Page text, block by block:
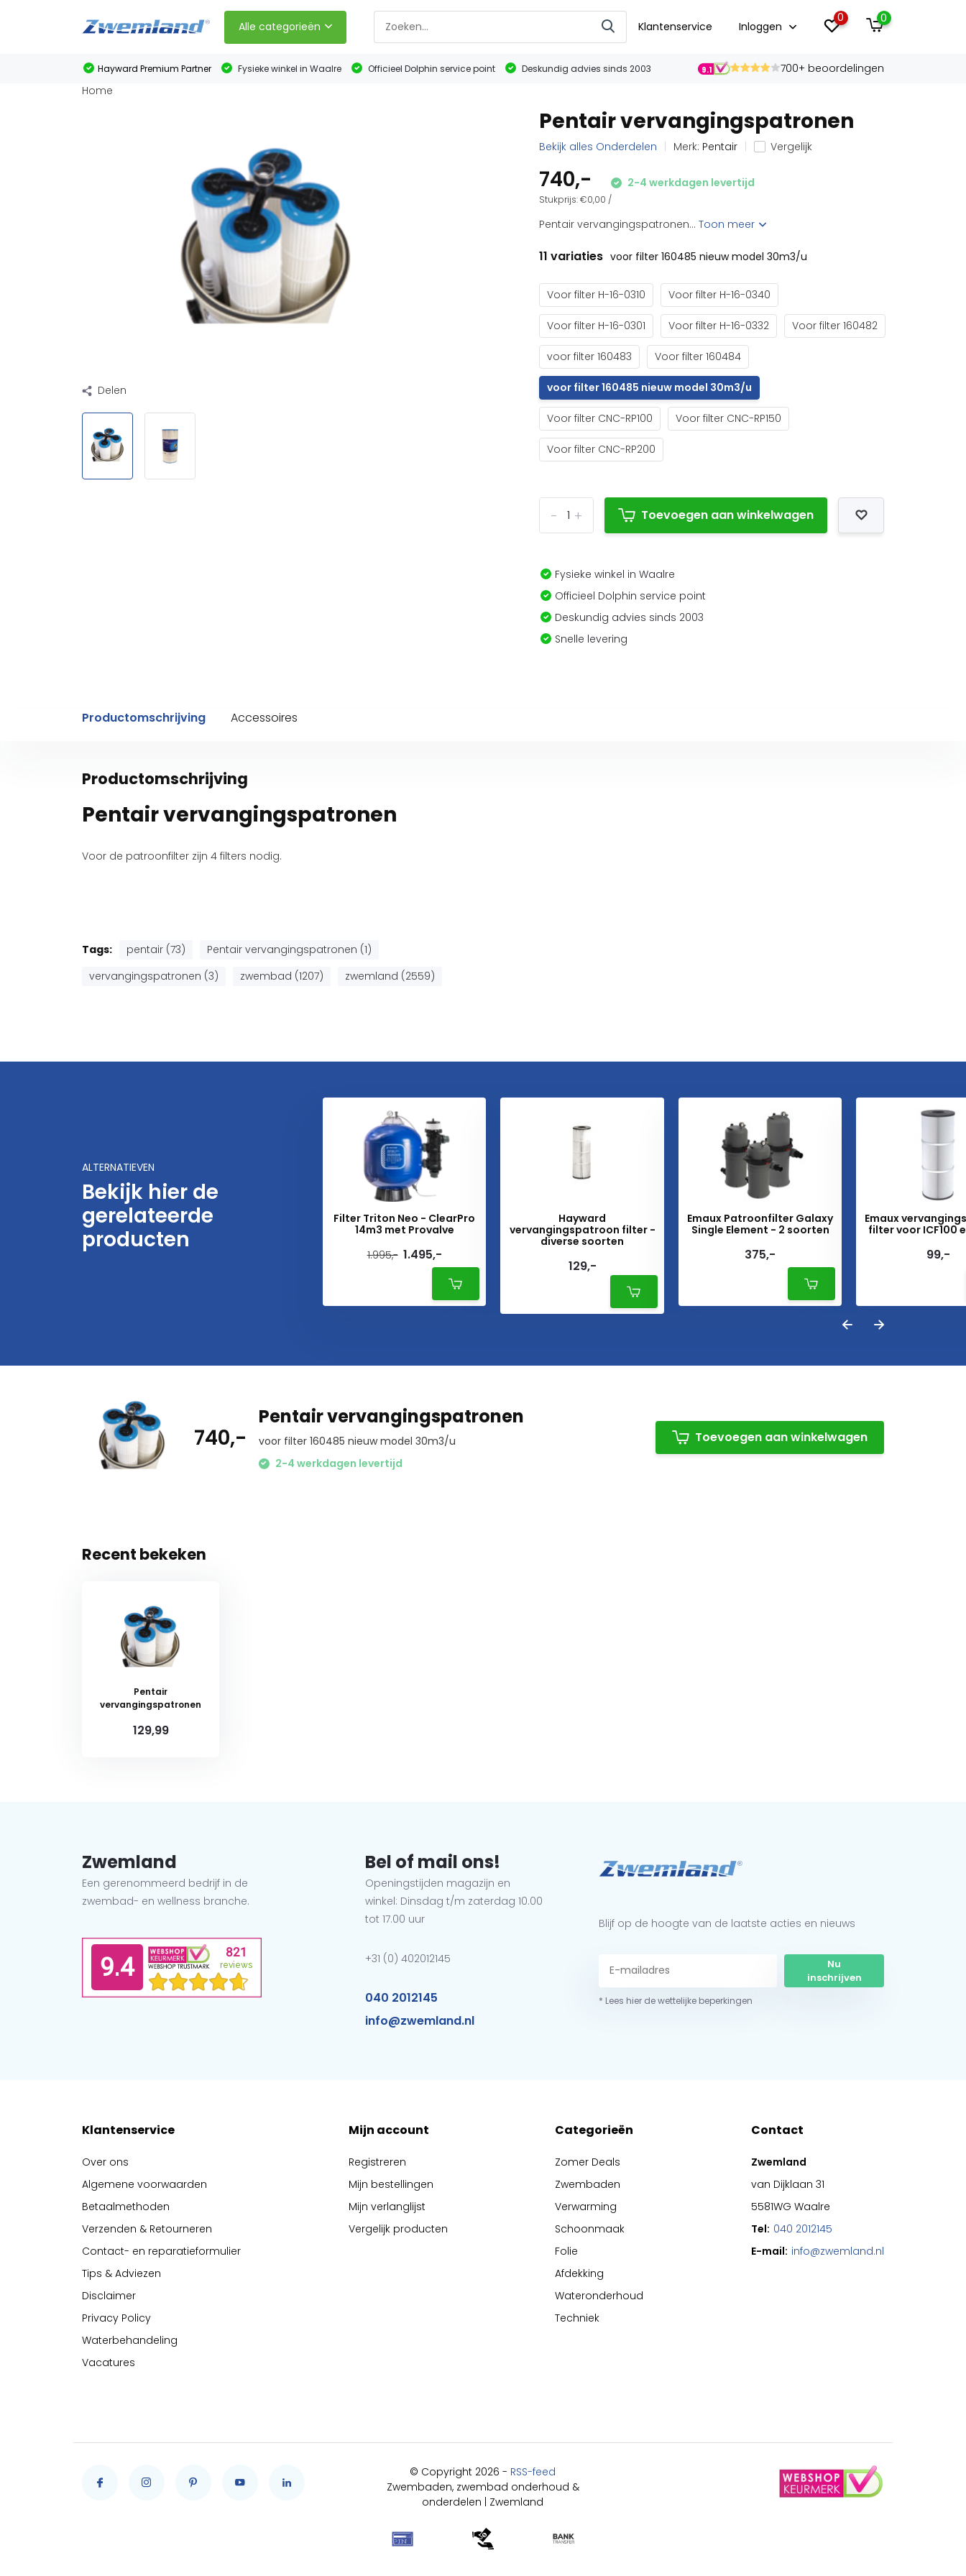
Alle categorieën Klantenservice Inloggen
0 0
Hayward Premium Partner Fysieke winkel in Waalre Officieel Dolphin service point Deskundig advies sinds 2003 9.1
700+ beoordelingen
Home
Delen
Pentair vervangingspatronen
Bekijk alles Onderdelen Merk: Pentair Vergelijk
740,- 2-4 werkdagen levertijd
Stukprijs:€0,00 /
Pentair vervangingspatronen...Toon meer
11 variaties voor filter 160485 nieuw model 30m3/u
Voor filter H-16-0310 Voor filter H-16-0340
Voor filter H-16-0301 Voor filter H-16-0332 Voor filter 160482
voor filter 160483 Voor filter 160484
voor filter 160485 nieuw model 30m3/u
Voor filter CNC-RP100 Voor filter CNC-RP150
Voor filter CNC-RP200
+
- Toevoegen aan winkelwagen
Fysieke winkel in Waalre
Officieel Dolphin service point
Deskundig advies sinds 2003
Snelle levering
Productomschrijving Accessoires
Productomschrijving
Pentair vervangingspatronen
Voor de patroonfilter zijn 4 filters nodig.
Tags: pentair (73)
Pentair vervangingspatronen (1)
vervangingspatronen (3)
zwembad (1207) zwemland (2559)
ALTERNATIEVEN
Bekijk hier de
gerelateerde
producten
patroonfilter Clean
Clean & Clear PlusTM RP
Filter Triton Neo - ClearPro
14m3 met Provalve
1.995,- 1.495,-
Hayward
vervangingspatroon filter -
diverse soorten
129,-
Emaux Patroonfilter Galaxy
Single Element - 2 soorten
375,-
Emaux
filter voor ICF100
99,-
740,-
Pentair vervangingspatronen
voor filter 160485 nieuw model 30m3/u
2-4 werkdagen levertijd
Toevoegen aan winkelwagen
Recent bekeken
Pentair
vervangingspatronen
129,99
Zwemland
Een gerenommeerd bedrijf in de
zwembad- en wellness branche.
Bel of mail ons!
Openingstijden magazijn en
winkel: Dinsdag t/m zaterdag 10.00
tot 17.00 uur
+31 (0) 402012145
040 2012145
info@zwemland.nl
Blijf op de hoogte van de laatste acties en nieuws
Nu
inschrijven
* Lees hier de wettelijke beperkingen
Klantenservice
Over ons
Algemene voorwaarden
Betaalmethoden
Verzenden & Retourneren
Contact- en reparatieformulier
Tips & Adviezen
Disclaimer
Privacy Policy
Waterbehandeling
Vacatures
Mijn account
Registreren
Mijn bestellingen
Mijn verlanglijst
Vergelijk producten
Categorieën
Zomer Deals
Zwembaden
Verwarming
Schoonmaak
Folie
Afdekking
Wateronderhoud
Techniek
Contact
Zwemland
van Dijklaan 31
5581WG Waalre
Tel: 040 2012145
E-mail: info@zwemland.nl
© Copyright 2026 - RSS-feed
Zwembaden, zwembad onderhoud &
onderdelen | Zwemland